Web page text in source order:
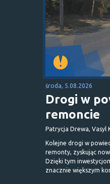
środa, 5.08.2026
Drogi w
remoncie
Patrycja Drewa, Vasyl
Kolejne drogi w
remonty, zyskując
Dzięki tym
znacznie większym